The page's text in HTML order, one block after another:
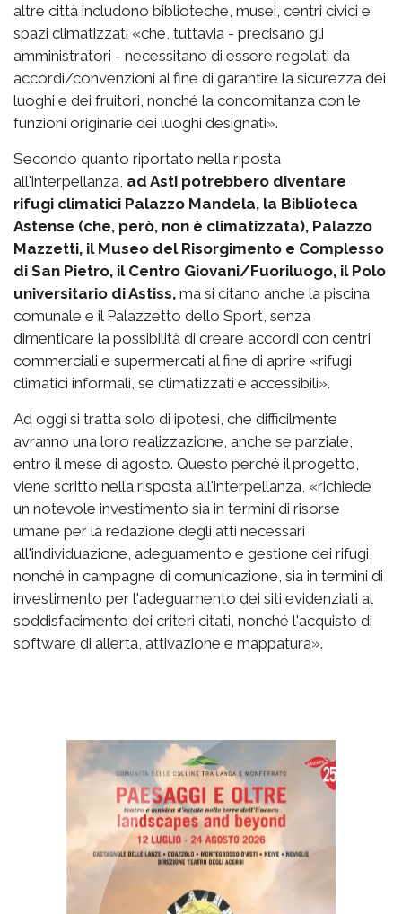
altre città includono biblioteche, musei, centri civici e
spazi climatizzati «che, tuttavia - precisano gli
amministratori - necessitano di essere regolati da
accordi/convenzioni al fine di garantire la sicurezza dei
luoghi e dei fruitori, nonché la concomitanza con le
funzioni originarie dei luoghi designati».
Secondo quanto riportato nella riposta
all'interpellanza, ad Asti potrebbero diventare
rifugi climatici Palazzo Mandela, la Biblioteca
Astense (che, però, non è climatizzata), Palazzo
Mazzetti, il Museo del Risorgimento e Complesso
di San Pietro, il Centro Giovani/Fuoriluogo, il Polo
universitario di Astiss, ma si citano anche la piscina
comunale e il Palazzetto dello Sport, senza
dimenticare la possibilità di creare accordi con centri
commerciali e supermercati al fine di aprire «rifugi
climatici informali, se climatizzati e accessibili».
Ad oggi si tratta solo di ipotesi, che difficilmente
avranno una loro realizzazione, anche se parziale,
entro il mese di agosto. Questo perché il progetto,
viene scritto nella risposta all'interpellanza, «richiede
un notevole investimento sia in termini di risorse
umane per la redazione degli atti necessari
all'individuazione, adeguamento e gestione dei rifugi,
nonché in campagne di comunicazione, sia in termini di
investimento per l'adeguamento dei siti evidenziati al
soddisfacimento dei criteri citati, nonché l'acquisto di
software di allerta, attivazione e mappatura».